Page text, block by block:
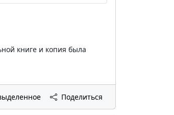
книге и копия была
Поделиться